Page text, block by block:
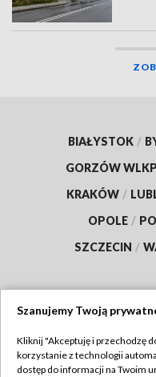
BIAŁYSTOK /
GORZÓW
KRAKÓW /
OPOLE /
SZCZECIN /
Szanujemy Twoją
Kliknij "Akceptuję i przechodzę
korzystanie z technologii
dostęp do informacji na Twoim